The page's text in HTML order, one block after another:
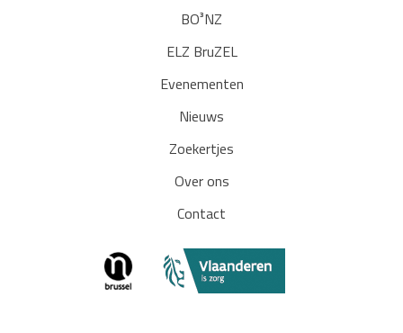
BO³NZ
ELZ BruZEL
Evenementen
Nieuws
Zoekertjes
Over ons
Contact